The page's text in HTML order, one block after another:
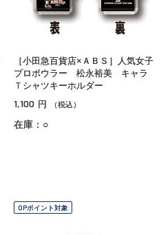
［小田急百貨店×ＡＢＳ］人気女子
プロボウラー 松永裕美 キャラ
Ｔシャツキーホルダー
1,100 円 （税込）
在庫：○
OPポイント対象